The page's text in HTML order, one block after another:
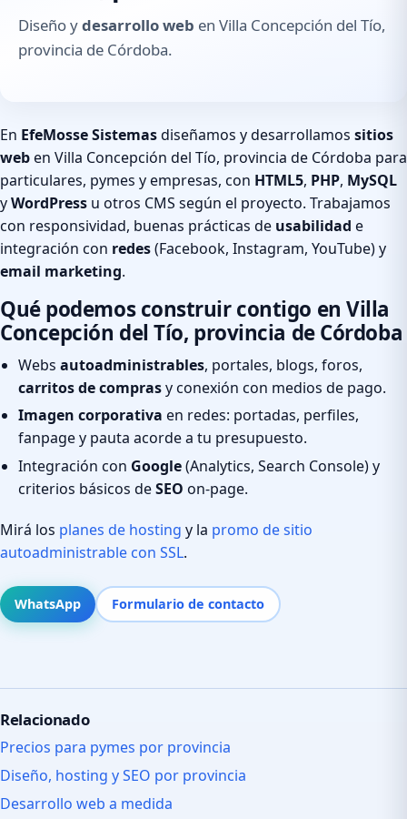
Diseño ydesarrollo web en Villa Concepción del Tío,
provincia de Córdoba.
En EfeMosse Sistemasdiseñamos y desarrollamos sitios
weben Villa Concepción del Tío, provincia de Córdoba para
particulares, pymes y empresas, con HTML5, PHP, MySQL
yWordPress u otros CMS según el proyecto. Trabajamos
con responsividad, buenas prácticas de usabilidad e
integración con redes(Facebook, Instagram, YouTube) y
email marketing.
Qué podemos construir contigo en Villa
Concepción del Tío, provincia de Córdoba
Webs autoadministrables, portales, blogs, foros,
carritos de comprasy conexión con medios de pago.
Imagen corporativa en redes: portadas, perfiles,
fanpage y pauta acorde a tu presupuesto.
Integración con Google(Analytics, Search Console) y
criterios básicos deSEO on-page.
Mirá los planes de hosting y la promo de sitio
autoadministrable con SSL.
WhatsApp Formulario de contacto
Relacionado
Precios para pymes por provincia
Diseño, hosting y SEO por provincia
Desarrollo web a medida